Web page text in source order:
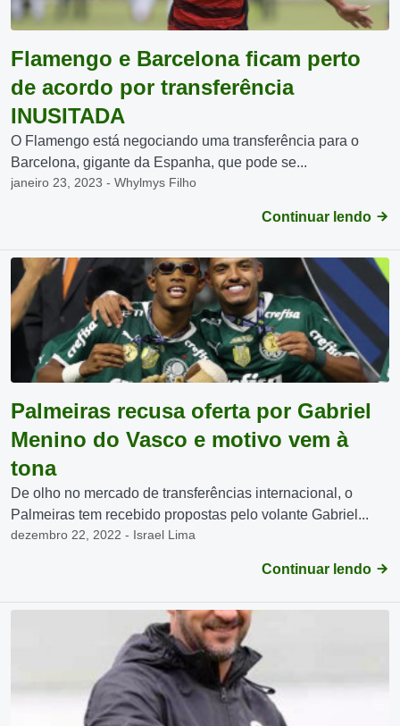
Flamengo e Barcelona ficam perto
de acordo por transferência
INUSITADA
O Flamengo está negociando uma transferência para o
Barcelona, gigante da Espanha, que pode se...
janeiro 23, 2023 - Whylmys Filho
Continuar lendo
Palmeiras recusa oferta por Gabriel
Menino do Vasco e motivo vem à
tona
De olho no mercado de transferências internacional, o
Palmeiras tem recebido propostas pelo volante Gabriel...
dezembro 22, 2022 - Israel Lima
Continuar lendo